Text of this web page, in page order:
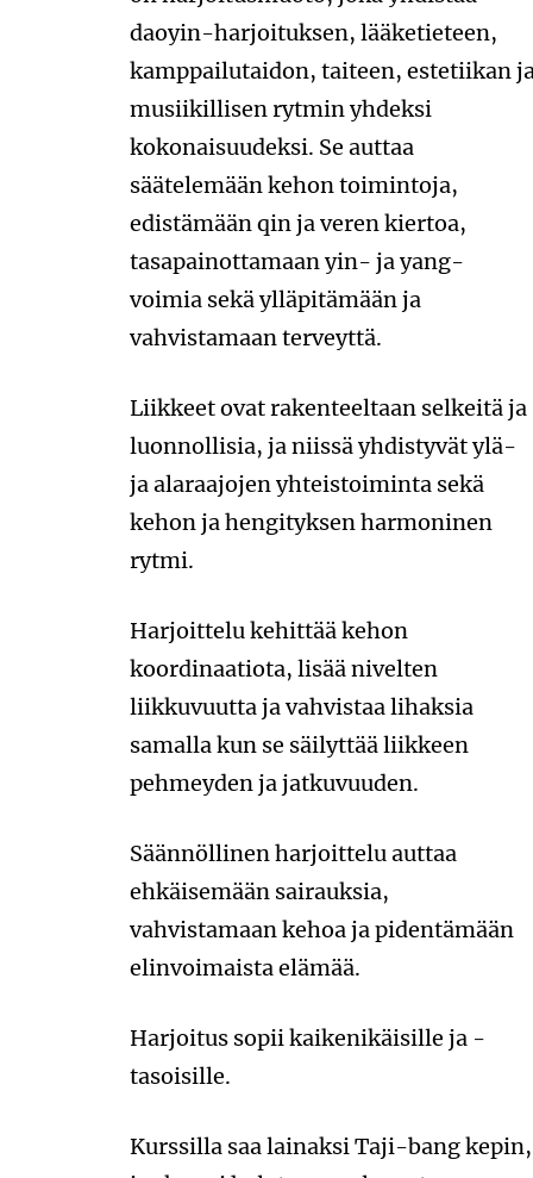
daoyin-harjoituksen, lääketieteen,
kamppailutaidon, taiteen, estetiikan
musiikillisen rytmin yhdeksi
kokonaisuudeksi. Se auttaa
säätelemään kehon toimintoja,
edistämään qin ja veren kiertoa,
tasapainottamaan yin- ja yang-
voimia sekä ylläpitämään ja
vahvistamaan terveyttä.
Liikkeet ovat rakenteeltaan selkeitä ja
luonnollisia, ja niissä yhdistyvät ylä-
ja alaraajojen yhteistoiminta sekä
kehon ja hengityksen harmoninen
rytmi.
Harjoittelu kehittää kehon
koordinaatiota, lisää nivelten
liikkuvuutta ja vahvistaa lihaksia
samalla kun se säilyttää liikkeen
pehmeyden ja jatkuvuuden.
Säännöllinen harjoittelu auttaa
ehkäisemään sairauksia,
vahvistamaan kehoa ja pidentämään
elinvoimaista elämää.
Harjoitus sopii kaikenikäisille ja -
tasoisille.
Kurssilla saa lainaksi Taji-bang kepin,